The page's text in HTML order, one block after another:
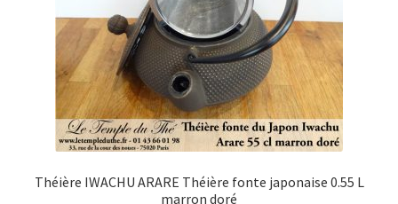
Théière IWACHU ARARE Théière fonte japonaise 0.55 L
marron doré